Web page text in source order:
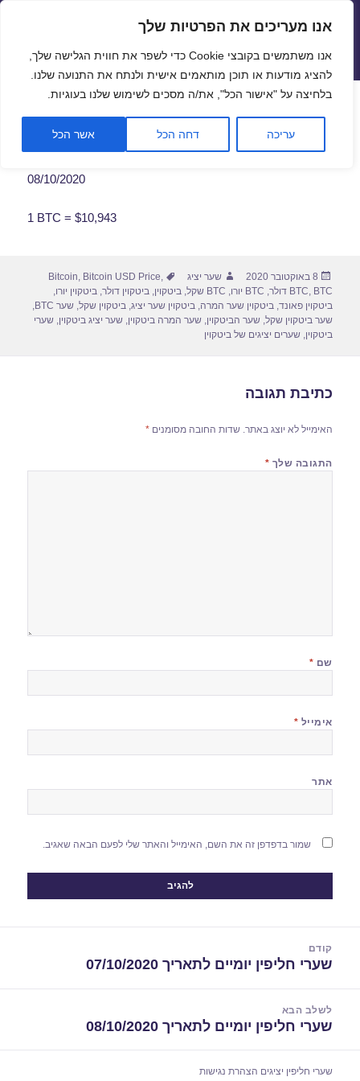
פתח
אנו מעריכים את הפרטיות שלך
אנו משתמשים בקובצי Cookie כדי לשפר את חווית הגלישה שלך,
להציג מודעות או תוכן מותאמים אישית ולנתח את התנועה שלנו.
בלחיצה על "אישור הכל", את/ה מסכים לשימוש שלנו בעוגיות.
עריכה דחה הכל אשר הכל
שערי חליפין יציגים – שער יציג
תפריטים
ווידג'טים
שער ביטקוין לתאריך 08/10/2020
08/10/2020
1 BTC = $10,943
פורסם
בתאריך
8 באוקטובר 2020 מחבר
שער יציג תגיות Bitcoin, Bitcoin USD Price,
BTC, BTC דולר , BTC יורו , BTC שקל ,ביטקוין,ביטקוין דולר,ביטקוין יורו,
ביטקוין פאונד,ביטקוין שער המרה,ביטקוין שער יציג,ביטקוין שקל,שער BTC
,
שער ביטקוין שקל,שער הביטקוין,שער המרה ביטקוין,שער יציג ביטקוין,שערי
ביטקוין,שערים יציגים של ביטקוין
כתיבת תגובה
האימייל לא יוצג באתר. שדות החובה מסומנים*
התגובה שלך *
שם *
אימייל *
אתר
שמור בדפדפן זה את השם, האימייל והאתר שלי לפעם הבאה שאגיב.
קודם
הפוסט
שערי חליפין יומיים לתאריך 07/10/2020
לשלב הבא
הפוסט
שערי חליפין יומיים לתאריך 08/10/2020
שערי חליפין יציגים הצהרת נגישות